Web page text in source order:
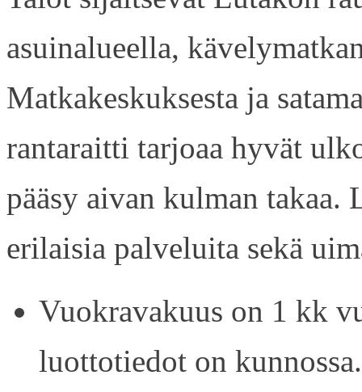
asuinalueella,
Matkakeskuksesta ja
rantaraitti tarjoaa hyvät
pääsy aivan kulman
erilaisia palveluita sekä
Vuokravakuus on 1 kk
luottotiedot on kunnossa.